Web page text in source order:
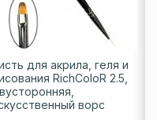
для акрила, геля и
RichColoR 2.5,
ворс